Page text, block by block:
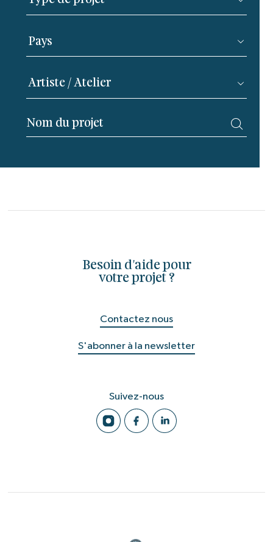
Besoin d'aide pour
votre projet ?
Contactez nous
S'abonner à la newsletter
Suivez-nous